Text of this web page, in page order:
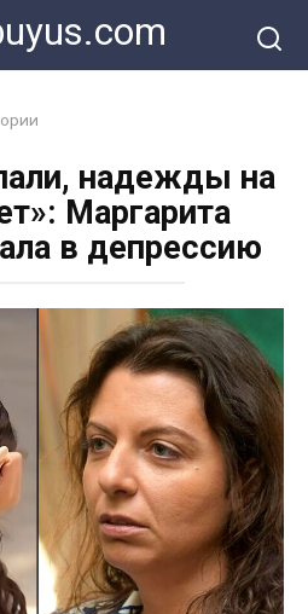
надежды на
Маргарита
в депрессию